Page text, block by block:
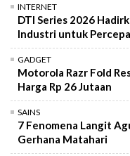
INTERNET
DTI Series 2026
Industri untuk
GADGET
Motorola Razr Fold
Harga Rp 26 Jutaan
SAINS
7 Fenomena Langit
Gerhana Matahari